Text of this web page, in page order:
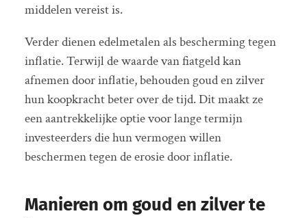
middelen vereist is.
Verder dienen edelmetalen als bescherming tegen
inflatie. Terwijl de waarde van fiatgeld kan
afnemen door inflatie, behouden goud en zilver
hun koopkracht beter over de tijd. Dit maakt ze
een aantrekkelijke optie voor lange termijn
investeerders die hun vermogen willen
beschermen tegen de erosie door inflatie.
Manieren om goud en zilver te